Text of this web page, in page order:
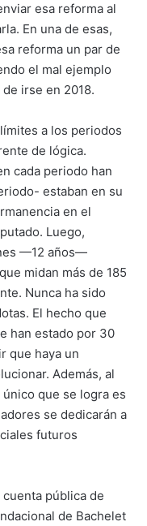
esa reforma al
En una de esas,
reforma un par de
el mal ejemplo
irse en 2018.
a los periodos
de lógica.
cada periodo han
estaban en su
en el
Luego,
—12 años—
midan más de 185
Nunca ha sido
El hecho que
han estado por 30
que haya un
Además, al
que se logra es
se dedicarán a
futuros
pública de
de Bachelet